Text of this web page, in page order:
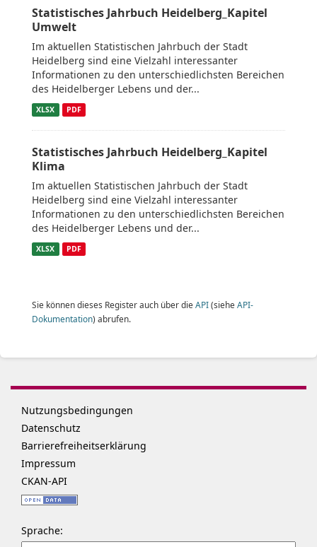
Statistisches Jahrbuch Heidelberg_Kapitel
Umwelt
Im aktuellen Statistischen Jahrbuch der Stadt
Heidelberg sind eine Vielzahl interessanter
Informationen zu den unterschiedlichsten Bereichen
des Heidelberger Lebens und der...
XLSX PDF
Statistisches Jahrbuch Heidelberg_Kapitel
Klima
Im aktuellen Statistischen Jahrbuch der Stadt
Heidelberg sind eine Vielzahl interessanter
Informationen zu den unterschiedlichsten Bereichen
des Heidelberger Lebens und der...
XLSX PDF
Sie können dieses Register auch über die API(siehe API-
Dokumentation) abrufen.
Nutzungsbedingungen
Datenschutz
Barrierefreiheitserklärung
Impressum
CKAN-API
Sprache